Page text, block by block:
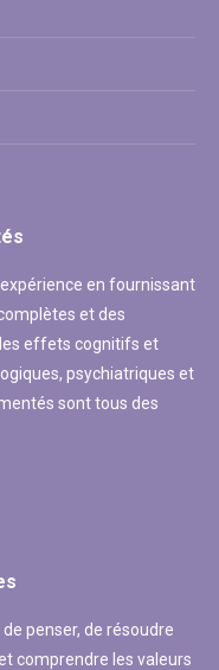
en fournissant
et des
effets cognitifs et
psychiatriques et
sont tous des
penser, de résoudre
comprendre les valeurs